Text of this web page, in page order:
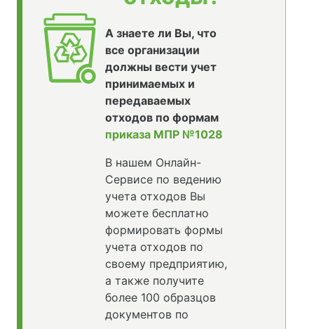
А знаете ли Вы, что
все организации
должны вести учет
принимаемых и
передаваемых
отходов по формам
приказа МПР №1028
В нашем Онлайн-
Сервисе по ведению
учета отходов Вы
можете бесплатно
формировать формы
учета отходов по
своему предприятию,
а также получите
более 100 образцов
документов по